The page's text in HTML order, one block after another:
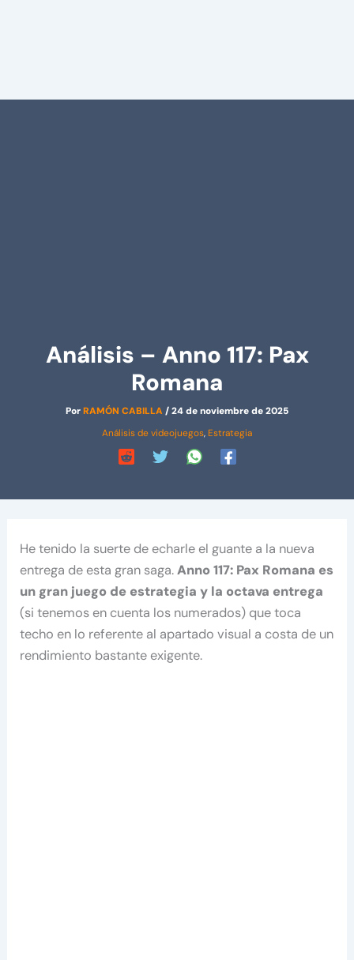
Análisis – Anno 117: Pax
Romana
PorRAMÓN CABILLA/24 de noviembre de 2025
Análisis de videojuegos, Estrategia
He tenido la suerte de echarle el guante a la nueva
entrega de esta gran saga.Anno 117: Pax Romana es
un gran juego de estrategia y la octava entrega
(si tenemos en cuenta los numerados) que toca
techo en lo referente al apartado visual a costa de un
rendimiento bastante exigente.